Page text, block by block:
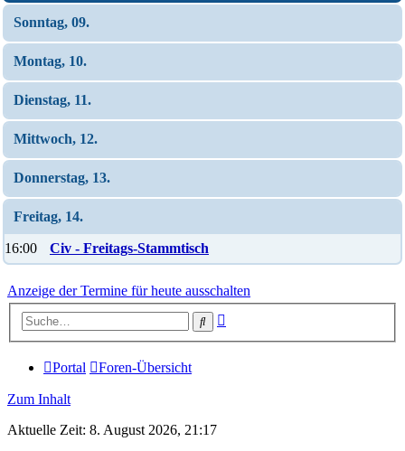
Sonntag, 09.
Montag, 10.
Dienstag, 11.
Mittwoch, 12.
Donnerstag, 13.
Freitag, 14.
16:00 Civ - Freitags-Stammtisch
Anzeige der Termine für heute ausschalten
Suche
Portal Foren-Übersicht
Zum Inhalt
Aktuelle Zeit: 8. August 2026, 21:17